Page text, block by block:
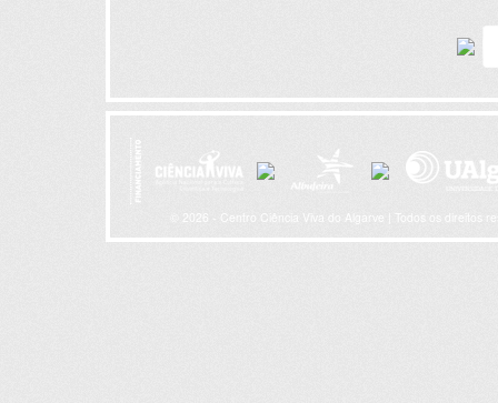
© 2026 - Centro Ciência Viva do Algarve | Todos os direitos